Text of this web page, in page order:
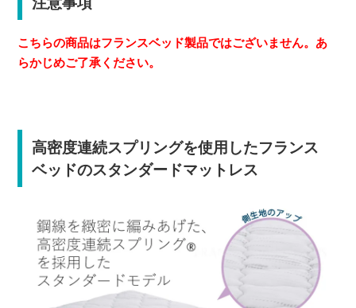
こちらの商品はフランスベッド製品ではございません。あ
らかじめご了承ください。
高密度連続スプリングを使用したフランス
ベッドのスタンダードマットレス